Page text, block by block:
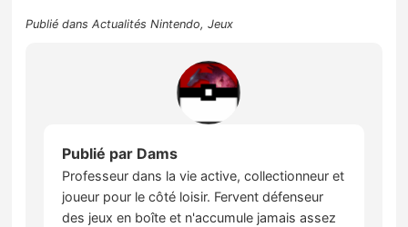
Publié dansActualités Nintendo,Jeux
Publié par Dams
Professeur dans la vie active, collectionneur et
joueur pour le côté loisir. Fervent défenseur
des jeux en boîte et n'accumule jamais assez